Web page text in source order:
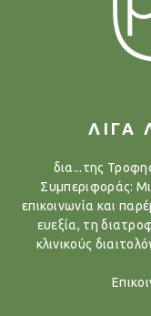
ΛΙΓΑ
δια...της
Συμπεριφοράς:
επικοινωνία και
ευεξία, τη
κλινικούς